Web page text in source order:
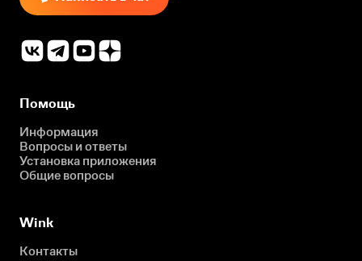
Помощь
Информация
Вопросы и ответы
Установка приложения
Общие вопросы
Wink
Контакты